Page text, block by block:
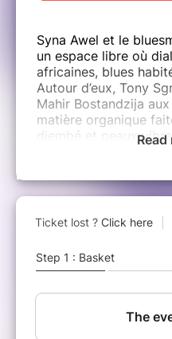
Syna Awel et le
un espace libre où
africaines, blues
Autour d’eux, Tony
Mahir Bostandzija
matière organique
djembé et peaux
l’émotion pure,
l’essentiel : une voix,
percussions… une
Syna AWEL : Chant
Read